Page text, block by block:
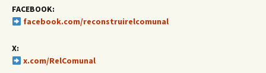
FACEBOOK:
facebook.com/reconstruirelcomunal
X:
x.com/RelComunal